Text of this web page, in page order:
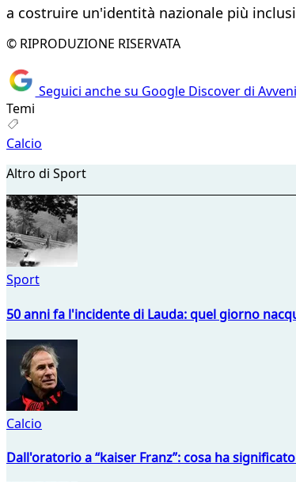
a costruire un'identità nazionale più
© RIPRODUZIONE RISERVATA
Seguici anche su Google Discover di
Temi
Calcio
Altro di Sport
Sport
50 anni fa l'incidente di Lauda: quel giorno
Calcio
Dall'oratorio a “kaiser Franz”: cosa ha